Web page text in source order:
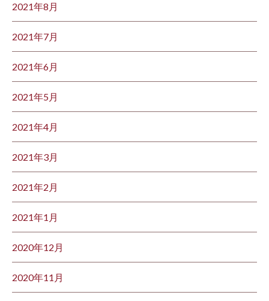
2021年8月
2021年7月
2021年6月
2021年5月
2021年4月
2021年3月
2021年2月
2021年1月
2020年12月
2020年11月